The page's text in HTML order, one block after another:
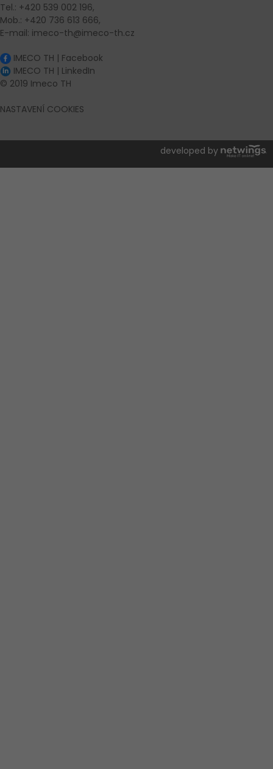
Tel.: +420 539 002 196,
Mob.: +420 736 613 666,
E-mail: imeco-th@imeco-th.cz
IMECO TH | Facebook
IMECO TH | LinkedIn
© 2019 Imeco TH
NASTAVENÍ COOKIES
developed by